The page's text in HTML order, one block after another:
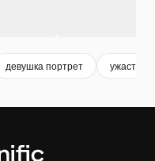
девушка портрет ужастик